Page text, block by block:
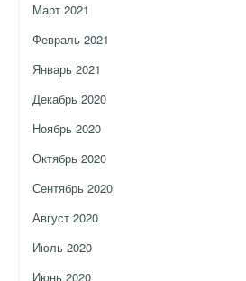
Март 2021
Февраль 2021
Январь 2021
Декабрь 2020
Ноябрь 2020
Октябрь 2020
Сентябрь 2020
Август 2020
Июль 2020
Июнь 2020